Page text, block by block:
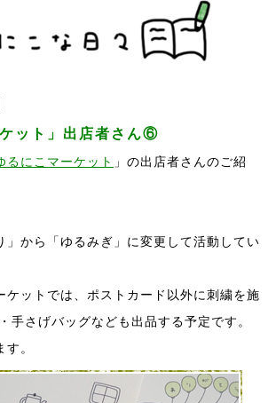
ケット」出店者さん⑥
るにこマーケット 」の出店者さんのご紹
」から「ゆるみぎ」に変更して活動してい
ケットでは、ポストカード以外に刺繍を施
手さげバッグなども出品する予定です。
。